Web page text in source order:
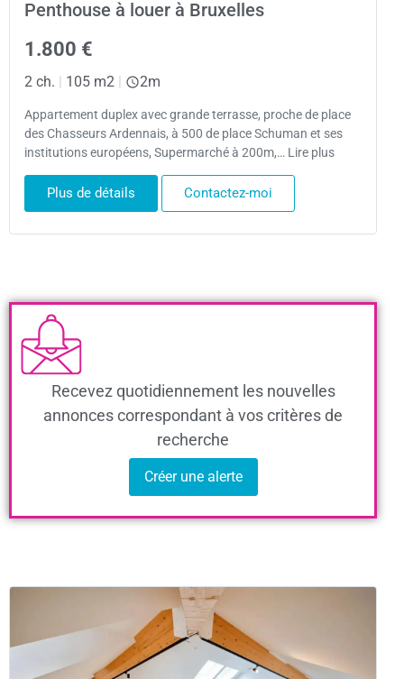
Penthouse à louer à Bruxelles
1.800 €
2 ch. | 105 m2 | 2m
Appartement duplex avec grande terrasse, proche de place
des Chasseurs Ardennais, à 500 de place Schuman et ses
institutions européens, Supermarché à 200m,… Lire plus
Plus de détails Contactez-moi
Recevez quotidiennement les nouvelles
annonces correspondant à vos critères de
recherche
Créer une alerte